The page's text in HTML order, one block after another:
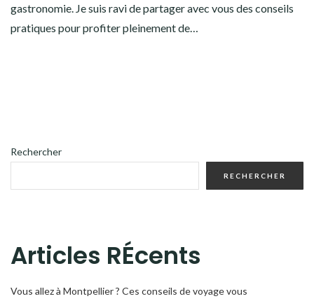
gastronomie. Je suis ravi de partager avec vous des conseils
pratiques pour profiter pleinement de…
Rechercher
RECHERCHER
Articles RÉcents
Vous allez à Montpellier ? Ces conseils de voyage vous